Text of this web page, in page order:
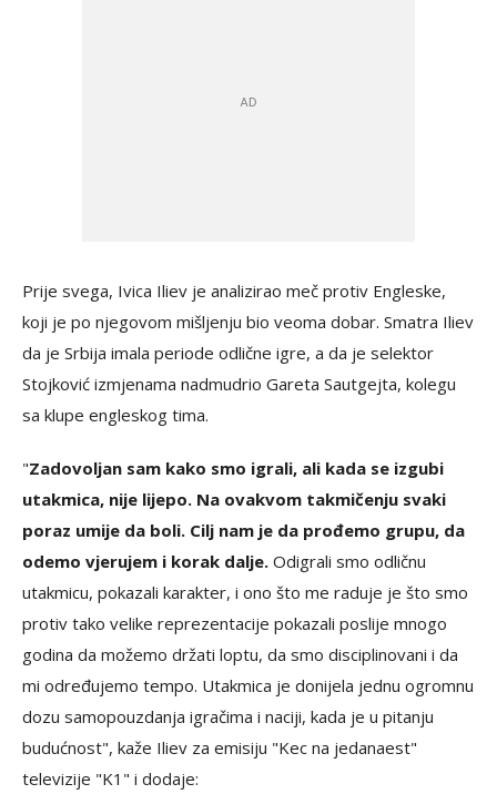
Prije svega, Ivica Iliev je analizirao meč protiv Engleske,
koji je po njegovom mišljenju bio veoma dobar. Smatra Iliev
da je Srbija imala periode odlične igre, a da je selektor
Stojković izmjenama nadmudrio Gareta Sautgejta, kolegu
sa klupe engleskog tima.
"Zadovoljan sam kako smo igrali, ali kada se izgubi
utakmica, nije lijepo. Na ovakvom takmičenju svaki
poraz umije da boli. Cilj nam je da prođemo grupu, da
odemo vjerujem i korak dalje. Odigrali smo odličnu
utakmicu, pokazali karakter, i ono što me raduje je što smo
protiv tako velike reprezentacije pokazali poslije mnogo
godina da možemo držati loptu, da smo disciplinovani i da
mi određujemo tempo. Utakmica je donijela jednu ogromnu
dozu samopouzdanja igračima i naciji, kada je u pitanju
budućnost", kaže Iliev za emisiju "Kec na jedanaest"
televizije "K1" i dodaje: